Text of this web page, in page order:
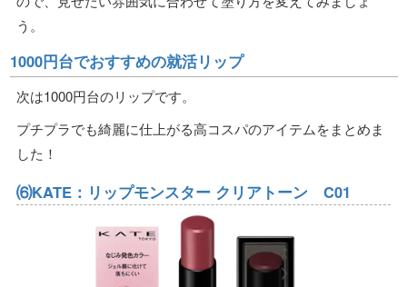
う。
1000円台でおすすめの就活リップ
次は1000円台のリップです。
プチプラでも綺麗に仕上がる高コスパのアイテムをまとめま
した！
⑹KATE：リップモンスター クリアトーン C01